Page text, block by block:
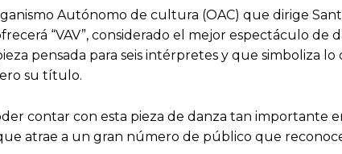
Autónomo de cultura (OAC) que dirige
“VAV”, considerado el mejor espectáculo
pensada para seis intérpretes y que simboliza
su título.
contar con esta pieza de danza tan importante
atrae a un gran número de público que